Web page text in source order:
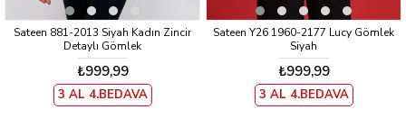
Sateen 881-2013 Siyah Kadın Zincir
Detaylı Gömlek
₺999,99
3 AL 4.BEDAVA
Sateen Y26 1960-2177 Lucy Gömlek
Siyah
₺999,99
3 AL 4.BEDAVA